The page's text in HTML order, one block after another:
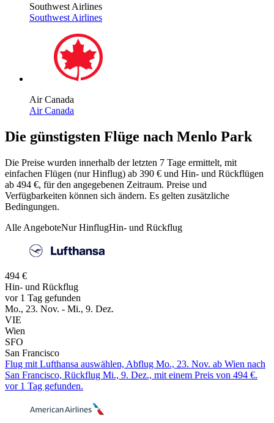
Southwest Airlines
Southwest Airlines
Air Canada
Air Canada
Die günstigsten Flüge nach Menlo Park
Die Preise wurden innerhalb der letzten 7 Tage ermittelt, mit
einfachen Flügen (nur Hinflug) ab 390 € und Hin- und Rückflügen
ab 494 €, für den angegebenen Zeitraum. Preise und
Verfügbarkeiten können sich ändern. Es gelten zusätzliche
Bedingungen.
Alle AngeboteNur HinflugHin- und Rückflug
494 €
Hin- und Rückflug
vor 1 Tag gefunden
Mo., 23. Nov. - Mi., 9. Dez.
VIE
Wien
SFO
San Francisco
Flug mit Lufthansa auswählen, Abflug Mo., 23. Nov. ab Wien nach
San Francisco, Rückflug Mi., 9. Dez., mit einem Preis von 494 €.
vor 1 Tag gefunden.